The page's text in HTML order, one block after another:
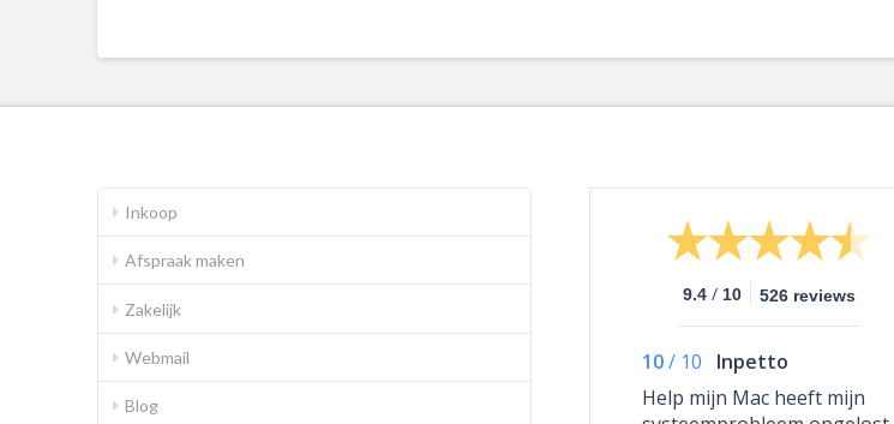
Inkoop
Afspraak maken
Zakelijk
Webmail
Blog
9.4 / 10 526 reviews
10/ 10
Inpetto
Help mijn Mac heeft mijn